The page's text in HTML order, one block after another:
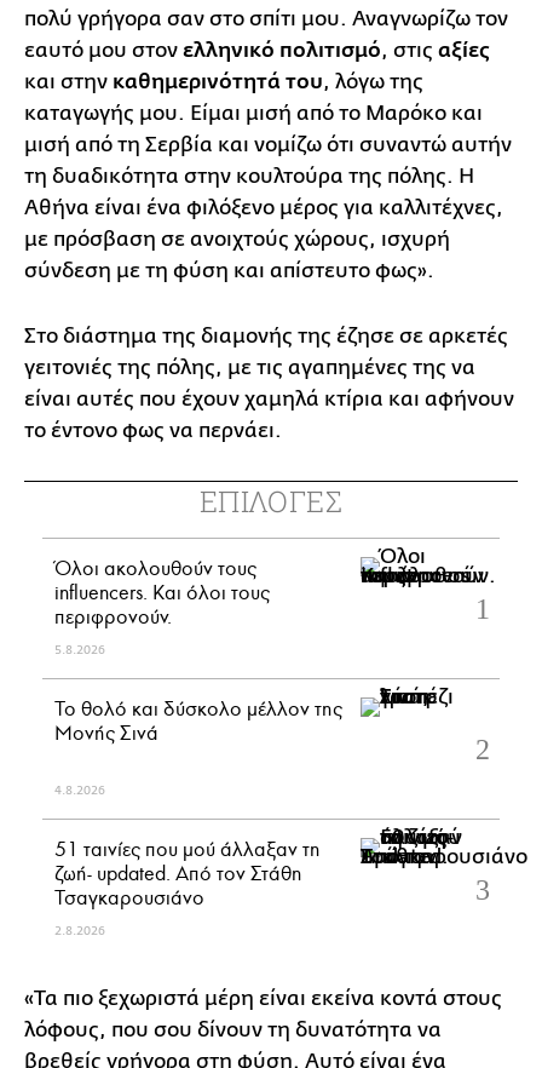
πολύ γρήγορα σαν στο σπίτι μου. Αναγνωρίζω τον
εαυτό μου στον ελληνικό πολιτισμό, στις αξίες
και στην καθημερινότητά του, λόγω της
καταγωγής μου. Είμαι μισή από το Μαρόκο και
μισή από τη Σερβία και νομίζω ότι συναντώ αυτήν
τη δυαδικότητα στην κουλτούρα της πόλης. Η
Αθήνα είναι ένα φιλόξενο μέρος για καλλιτέχνες,
με πρόσβαση σε ανοιχτούς χώρους, ισχυρή
σύνδεση με τη φύση και απίστευτο φως».
Στο διάστημα της διαμονής της έζησε σε αρκετές
γειτονιές της πόλης, με τις αγαπημένες της να
είναι αυτές που έχουν χαμηλά κτίρια και αφήνουν
το έντονο φως να περνάει.
ΕΠΙΛΟΓΕΣ
Όλοι ακολουθούν τους
influencers. Και όλοι τους
περιφρονούν.
5.8.2026
Το θολό και δύσκολο μέλλον της
Μονής Σινά
4.8.2026
51 ταινίες που μού άλλαξαν τη
ζωή- updated. Aπό τον Στάθη
Τσαγκαρουσιάνο
2.8.2026
«Τα πιο ξεχωριστά μέρη είναι εκείνα κοντά στους
λόφους, που σου δίνουν τη δυνατότητα να
βρεθείς γρήγορα στη φύση. Αυτό είναι ένα